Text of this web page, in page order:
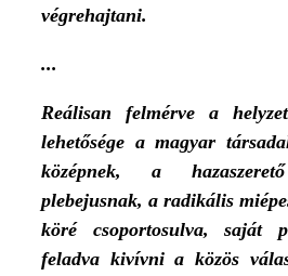
végrehajtani.
...
Reálisan felmérve a
lehetősége a magyar
középnek, a
plebejusnak, a radikális
köré csoportosulva, saját
feladva kivívni a közös